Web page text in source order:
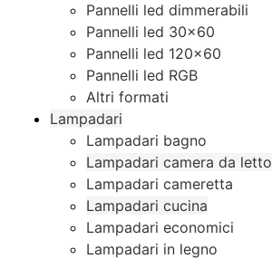
Pannelli led dimmerabili
Pannelli led 30×60
Pannelli led 120×60
Pannelli led RGB
Altri formati
Lampadari
Lampadari bagno
Lampadari camera da letto
Lampadari cameretta
Lampadari cucina
Lampadari economici
Lampadari in legno